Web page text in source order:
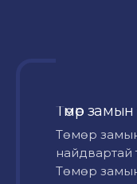
Төмөр
Төмөр
найдвартай
Төмөр